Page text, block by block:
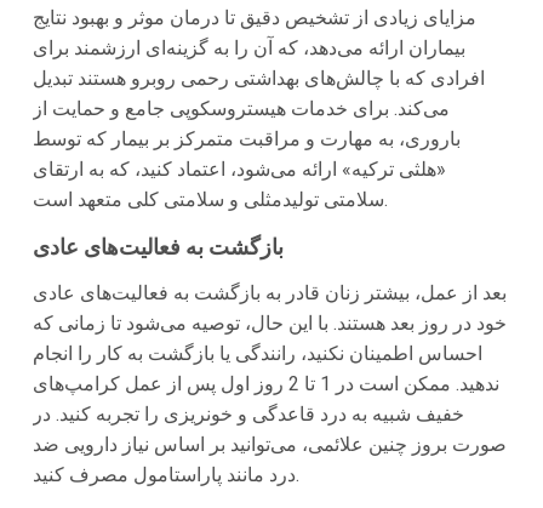
مزایای زیادی از تشخیص دقیق تا درمان موثر و بهبود نتایج
بیماران ارائه می‌دهد، که آن را به گزینه‌ای ارزشمند برای
افرادی که با چالش‌های بهداشتی رحمی روبرو هستند تبدیل
می‌کند. برای خدمات هیستروسکوپی جامع و حمایت از
باروری، به مهارت و مراقبت متمرکز بر بیمار که توسط
«هلثی ترکیه» ارائه می‌شود، اعتماد کنید، که به ارتقای
سلامتی تولیدمثلی و سلامتی کلی متعهد است.
بازگشت به فعالیت‌های عادی
بعد از عمل، بیشتر زنان قادر به بازگشت به فعالیت‌های عادی
خود در روز بعد هستند. با این حال، توصیه می‌شود تا زمانی که
احساس اطمینان نکنید، رانندگی یا بازگشت به کار را انجام
ندهید. ممکن است در 1 تا 2 روز اول پس از عمل کرامپ‌های
خفیف شبیه به درد قاعدگی و خونریزی را تجربه کنید. در
صورت بروز چنین علائمی، می‌توانید بر اساس نیاز دارویی ضد
درد مانند پاراستامول مصرف کنید.